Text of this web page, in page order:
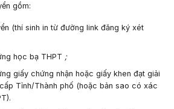
gồm:
(thí sinh in từ đường link đăng ký xét
học bạ THPT ;
giấy chứng nhận hoặc giấy khen đạt giải
Tỉnh/Thành phố (hoặc bản sao có xác